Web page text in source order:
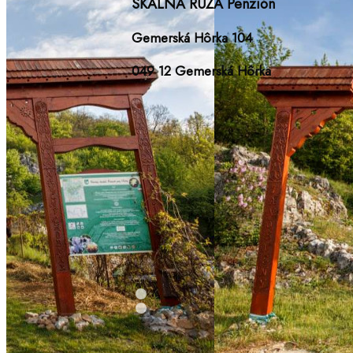
SKALNÁ RUŽA Penzión
Gemerská Hôrka 104
049 12 Gemerská Hôrka